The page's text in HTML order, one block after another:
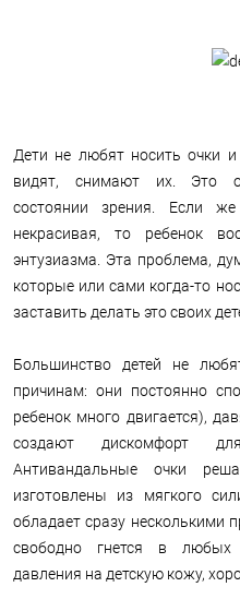
Дети не любят носить очки и
видят, снимают их. Это
состоянии зрения. Если
некрасивая, то ребенок
энтузиазма. Эта проблема,
которые или сами когда-то
заставить делать это своих
Большинство детей не
причинам: они постоянно
ребенок много двигается),
создают дискомфорт
Антивандальные очки
изготовлены из мягкого
обладает сразу несколькими
свободно гнется в любых
давления на детскую кожу,